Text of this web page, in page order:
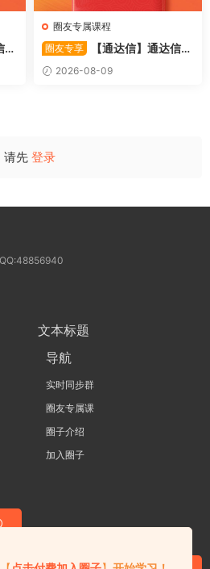
圈友专属课程
圈友专享
【通达信】通达信
〖踏浪而行〗副图指标 用筹码
和MACD捕捉市场的节奏 源码
2026-08-09
请先 登录
文本标题
导航
实时同步群
圈友专属课
圈子介绍
加入圈子
站